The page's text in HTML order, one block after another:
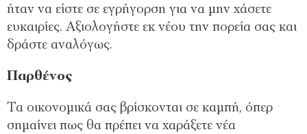
ήταν να είστε σε εγρήγορση για να μην χάσετε
ευκαιρίες. Αξιολογήστε εκ νέου την πορεία σας και
δράστε αναλόγως.
Παρθένος
Τα οικονομικά σας βρίσκονται σε καμπή, όπερ
σημαίνει πως θα πρέπει να χαράξετε νέα